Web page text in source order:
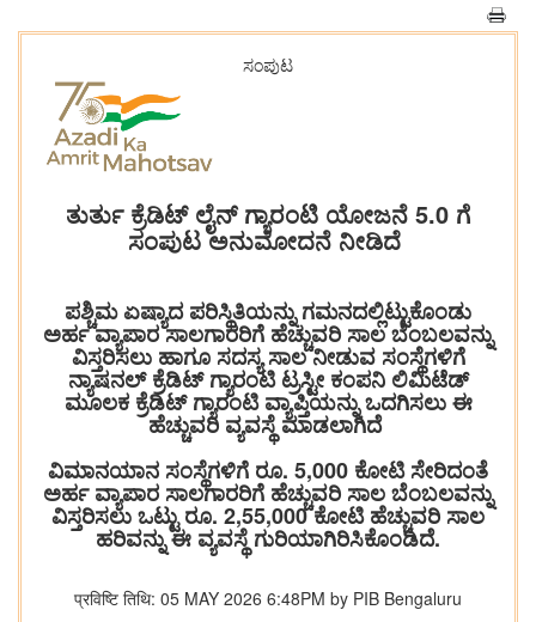
ಸಂಪುಟ
ತುರ್ತು ಕ್ರೆಡಿಟ್ ಲೈನ್ ಗ್ಯಾರಂಟಿ ಯೋಜನೆ 5.0 ಗೆ
ಸಂಪುಟ ಅನುಮೋದನೆ ನೀಡಿದೆ
ಪಶ್ಚಿಮ ಏಷ್ಯಾದ ಪರಿಸ್ಥಿತಿಯನ್ನು ಗಮನದಲ್ಲಿಟ್ಟುಕೊಂಡು
ಅರ್ಹ ವ್ಯಾಪಾರ ಸಾಲಗಾರರಿಗೆ ಹೆಚ್ಚುವರಿ ಸಾಲ ಬೆಂಬಲವನ್ನು
ವಿಸ್ತರಿಸಲು ಹಾಗೂ ಸದಸ್ಯ ಸಾಲ ನೀಡುವ ಸಂಸ್ಥೆಗಳಿಗೆ
ನ್ಯಾಷನಲ್ ಕ್ರೆಡಿಟ್ ಗ್ಯಾರಂಟಿ ಟ್ರಸ್ಟೀ ಕಂಪನಿ ಲಿಮಿಟೆಡ್
ಮೂಲಕ ಕ್ರೆಡಿಟ್ ಗ್ಯಾರಂಟಿ ವ್ಯಾಪ್ತಿಯನ್ನು ಒದಗಿಸಲು ಈ
ಹೆಚ್ಚುವರಿ ವ್ಯವಸ್ಥೆ ಮಾಡಲಾಗಿದೆ
ವಿಮಾನಯಾನ ಸಂಸ್ಥೆಗಳಿಗೆ ರೂ. 5,000 ಕೋಟಿ ಸೇರಿದಂತೆ
ಅರ್ಹ ವ್ಯಾಪಾರ ಸಾಲಗಾರರಿಗೆ ಹೆಚ್ಚುವರಿ ಸಾಲ ಬೆಂಬಲವನ್ನು
ವಿಸ್ತರಿಸಲು ಒಟ್ಟು ರೂ. 2,55,000 ಕೋಟಿ ಹೆಚ್ಚುವರಿ ಸಾಲ
ಹರಿವನ್ನು ಈ ವ್ಯವಸ್ಥೆ ಗುರಿಯಾಗಿರಿಸಿಕೊಂಡಿದೆ.
प्रविष्टि तिथि: 05 MAY 2026 6:48PM by PIB Bengaluru